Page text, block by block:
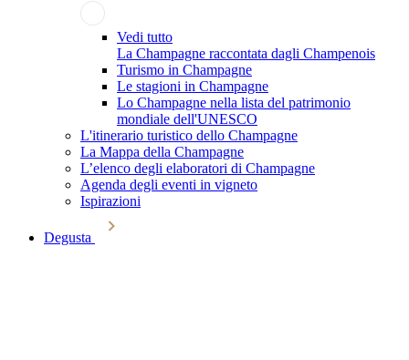
Vedi tutto
La Champagne raccontata dagli Champenois
Turismo in Champagne
Le stagioni in Champagne
Lo Champagne nella lista del patrimonio
mondiale dell'UNESCO
L'itinerario turistico dello Champagne
La Mappa della Champagne
L’elenco degli elaboratori di Champagne
Agenda degli eventi in vigneto
Ispirazioni
Degusta